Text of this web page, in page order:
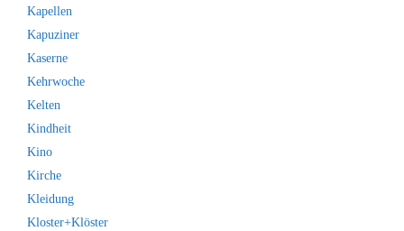
Kapellen
Kapuziner
Kaserne
Kehrwoche
Kelten
Kindheit
Kino
Kirche
Kleidung
Kloster+Klöster